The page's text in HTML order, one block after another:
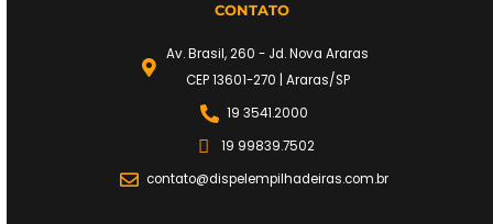
CONTATO
Av. Brasil, 260 - Jd. Nova Araras
CEP 13601-270 | Araras/SP
19 3541.2000
19 99839.7502
contato@dispelempilhadeiras.com.br